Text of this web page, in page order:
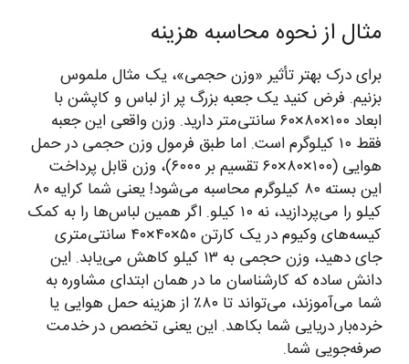
مثال از نحوه محاسبه هزینه
برای درک بهتر تأثیر «وزن حجمی»، یک مثال ملموس
بزنیم. فرض کنید یک جعبه بزرگ پر از لباس و کاپشن با
ابعاد ۱۰۰×۸۰×۶۰ سانتی‌متر دارید. وزن واقعی این جعبه
فقط ۱۰ کیلوگرم است. اما طبق فرمول وزن حجمی در حمل
هوایی (۱۰۰×۸۰×۶۰ تقسیم بر ۶۰۰۰)، وزن قابل پرداخت
این بسته ۸۰ کیلوگرم محاسبه می‌شود! یعنی شما کرایه ۸۰
کیلو را می‌پردازید، نه ۱۰ کیلو. اگر همین لباس‌ها را به کمک
کیسه‌های وکیوم در یک کارتن ۵۰×۴۰×۴۰ سانتی‌متری
جای دهید، وزن حجمی به ۱۳ کیلو کاهش می‌یابد. این
دانش ساده که کارشناسان ما در همان ابتدای مشاوره به
شما می‌آموزند، می‌تواند تا ۸۰٪ از هزینه حمل هوایی یا
خرده‌بار دریایی شما بکاهد. این یعنی تخصص در خدمت
صرفه‌جویی شما.